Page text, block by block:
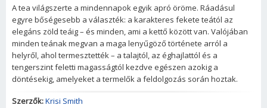
A tea világszerte a mindennapok egyik apró öröme. Ráadásul
egyre bőségesebb a választék: a karakteres fekete teától az
elegáns zöld teáig – és minden, ami a kettő között van. Valójában
minden teának megvan a maga lenyűgöző története arról a
helyről, ahol termesztették – a talajtól, az éghajlattól és a
tengerszint feletti magasságtól kezdve egészen azokig a
döntésekig, amelyeket a termelők a feldolgozás során hoztak.
Szerzők:Krisi Smith